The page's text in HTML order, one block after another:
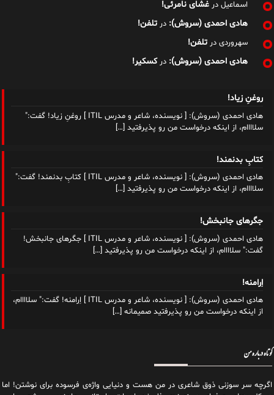
اسماعیل در غشای نامرئی!
هادی احمدی (سروش): در تلفن!
سهروردی در تلفن!
هادی احمدی (سروش): درکسکیر!
روغنِ زیاد!
هادی احمدی (سروش): [ نویسنده، شاعر و مدرس ITIL ] روغنِ زیاد! گفت:"
سلاااام، از اینکه درخواست من رو پذیرفتید […]
کتابِ بدنمند!
هادی احمدی (سروش): [ نویسنده، شاعر و مدرس ITIL ] کتابِ بدنمند! گفت:"
سلاااام، از اینکه درخواست من رو پذیرفتید […]
جگرهای جانبخش!
هادی احمدی (سروش): [ نویسنده، شاعر و مدرس ITIL ] جگرهای جانبخش!
گفت:" سلاااام، از اینکه درخواست من رو پذیرفتید […]
اِرامنه!
هادی احمدی (سروش): [ نویسنده، شاعر و مدرس ITIL ] اِرامنه! گفت:" سلاااام،
از اینکه درخواست من رو پذیرفتید صمیمانه […]
کوتاه درباره من
اگرچه سر سوزنی ذوق شاعری در من هست و دنیایی واژه‌‌ی فرسوده برای نوشتن! اما